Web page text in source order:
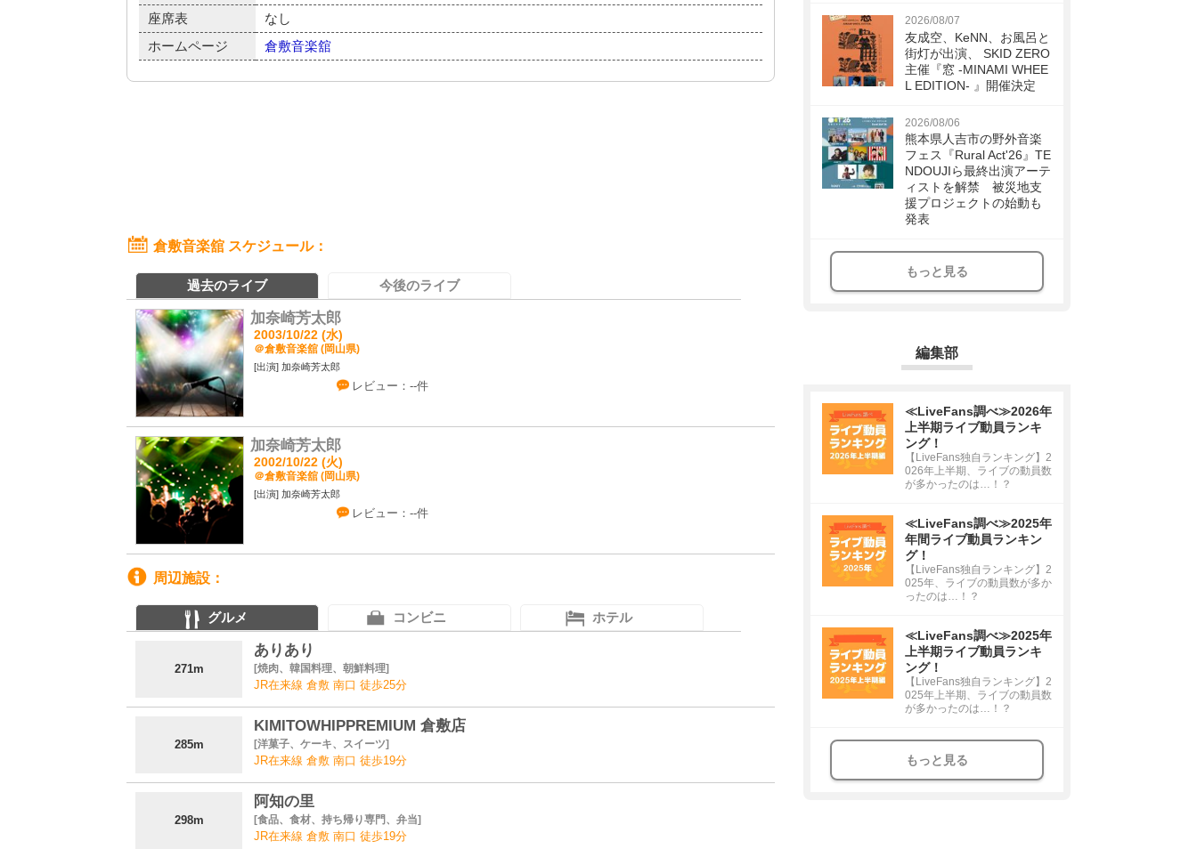
座席表
なし
ホームページ
倉敷音楽舘
倉敷音楽舘 スケジュール
過去のライブ 今後のライブ
加奈崎芳太郎
2003/10/22 (水)
＠倉敷音楽舘 (岡山県)
加奈崎芳太郎
レビュー：--件
加奈崎芳太郎
2002/10/22 (火)
＠倉敷音楽舘 (岡山県)
加奈崎芳太郎
レビュー：--件
周辺施設
グルメ コンビニ ホテル
271m
ありあり
焼肉、韓国料理、朝鮮料理
JR在来線 倉敷 南口 徒歩25分
285m
KIMITOWHIPPREMIUM 倉敷店
洋菓子、ケーキ、スイーツ
JR在来線 倉敷 南口 徒歩19分
298m
阿知の里
食品、食材、持ち帰り専門、弁当
JR在来線 倉敷 南口 徒歩19分
2026/08/07
友成空、KeNN、お風呂と
街灯が出演、 SKID ZERO
主催『窓 -MINAMI WHEE
L EDITION- 』開催決定
2026/08/06
熊本県人吉市の野外音楽
フェス『Rural Act'26』TE
NDOUJIら最終出演アーテ
ィストを解禁 被災地支
援プロジェクトの始動も
発表
もっと見る
編集部
≪LiveFans調べ≫2026年
上半期ライブ動員ランキ
ング！
【LiveFans独自ランキング】2
026年上半期、ライブの動員数
が多かったのは…！？
≪LiveFans調べ≫2025年
年間ライブ動員ランキン
グ！
【LiveFans独自ランキング】2
025年、ライブの動員数が多か
ったのは…！？
≪LiveFans調べ≫2025年
上半期ライブ動員ランキ
ング！
【LiveFans独自ランキング】2
025年上半期、ライブの動員数
が多かったのは…！？
もっと見る